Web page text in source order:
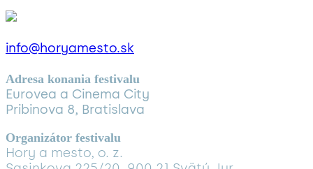
info@horyamesto.sk
Adresa konania festivalu
Eurovea a Cinema City
Pribinova 8, Bratislava
Organizátor festivalu
Hory a mesto, o. z.